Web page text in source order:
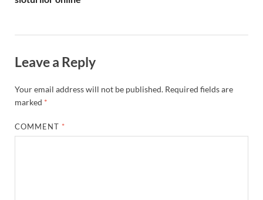
Leave a Reply
Your email address will not be published. Required fields are
marked *
COMMENT *